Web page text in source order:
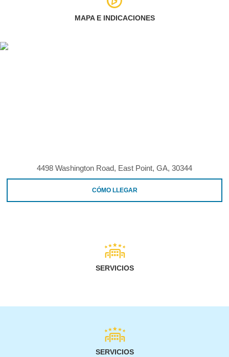
MAPA E INDICACIONES
4498 Washington Road, East Point, GA, 30344
CÓMO LLEGAR
SERVICIOS
SERVICIOS